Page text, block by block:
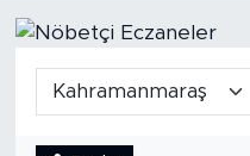
MEDYA
Trafik Durumu
Süper Lig Puan